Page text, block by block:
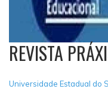
REVISTA
Universidade Estadual do